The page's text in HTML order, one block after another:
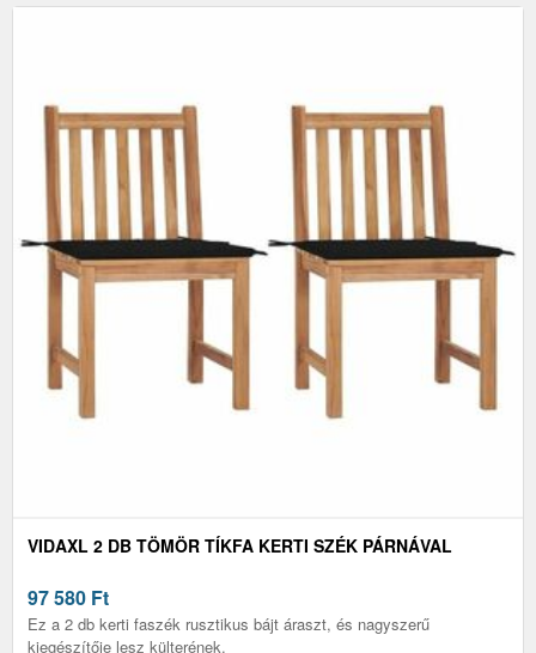
VIDAXL 2 DB TÖMÖR TÍKFA KERTI SZÉK PÁRNÁVAL
97 580 Ft
Ez a 2 db kerti faszék rusztikus bájt áraszt, és nagyszerű
kiegészítője lesz külterének.